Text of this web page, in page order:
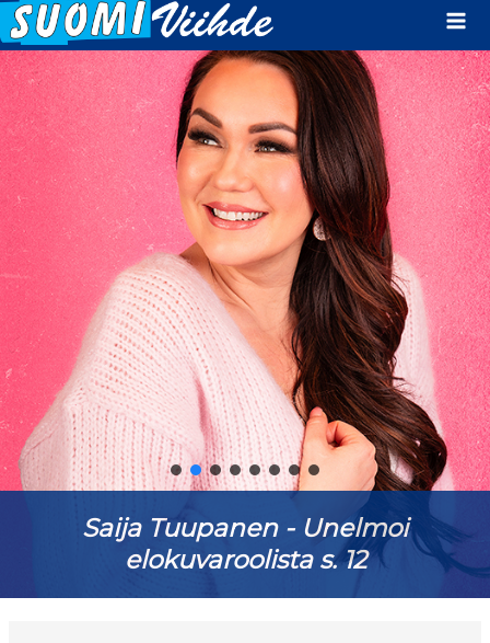
Saija Tuupanen - Unelmoi
elokuvaroolista s. 12